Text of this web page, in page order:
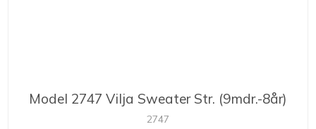
Model 2747 Vilja Sweater Str. (9mdr.-8år)
2747